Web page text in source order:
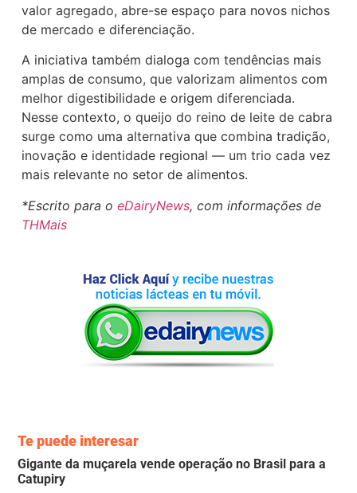
valor agregado, abre-se espaço para novos nichos
de mercado e diferenciação.
A iniciativa também dialoga com tendências mais
amplas de consumo, que valorizam alimentos com
melhor digestibilidade e origem diferenciada.
Nesse contexto, o queijo do reino de leite de cabra
surge como uma alternativa que combina tradição,
inovação e identidade regional — um trio cada vez
mais relevante no setor de alimentos.
*Escrito para oeDairyNews, com informações de
THMais
Te puede interesar
Gigante da muçarela vende operação no Brasil para a
Catupiry